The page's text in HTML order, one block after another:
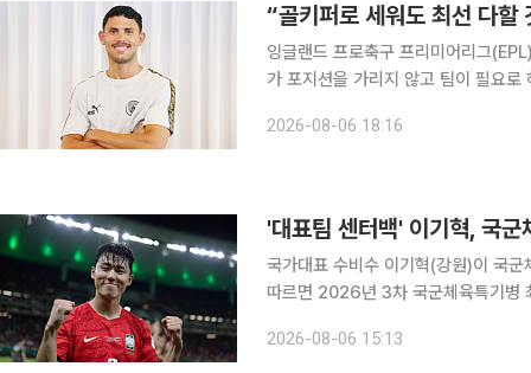
“골키퍼로 세워도 최선 다
잉글랜드 프로축구 프리미어리그
가 포지션을 가리지 않고 팀이 필요
에서는 강한 정신력이 필수다. 3일마
2026-08-06 18:16
'대표팀 센터백' 이기혁, 국
국가대표 수비수 이기혁(강원)이 국군체육특기
따르면 2026년 3차 국군체육특기병
백으로 활약해왔다. 2024시즌 강원
2026-08-06 15:13